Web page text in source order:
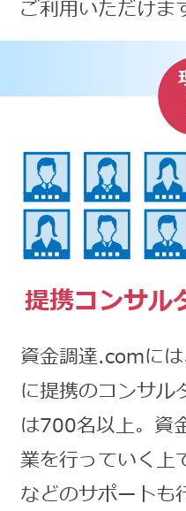
ご利用いただけま
提携コンサ
資金調達.comに
に提携のコンサル
は700名以上。資
業を行っていく上
などのサポートも